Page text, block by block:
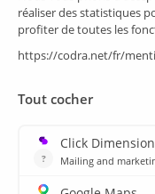
Supervision/
Suivi énergie
MES
Formations
plan du site
Ressources